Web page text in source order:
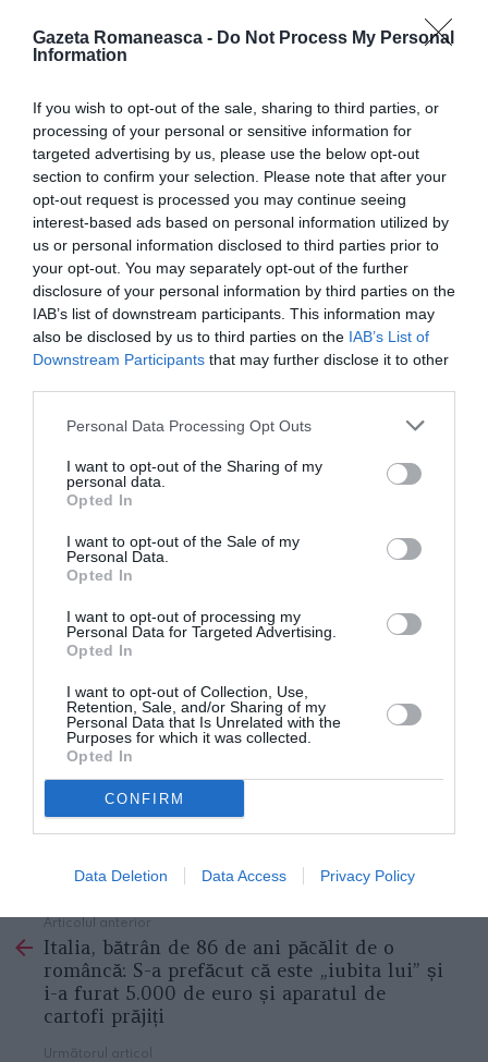
Gazeta Romaneasca - Do Not Process My Personal
Information
If you wish to opt-out of the sale, sharing to third parties, or
processing of your personal or sensitive information for
targeted advertising by us, please use the below opt-out
section to confirm your selection. Please note that after your
opt-out request is processed you may continue seeing
interest-based ads based on personal information utilized by
us or personal information disclosed to third parties prior to
your opt-out. You may separately opt-out of the further
disclosure of your personal information by third parties on the
IAB’s list of downstream participants. This information may
also be disclosed by us to third parties on the IAB’s List of
Downstream Participants that may further disclose it to other
Personal Data Processing Opt Outs
I want to opt-out of the Sharing of my
personal data.
Opted In
I want to opt-out of the Sale of my
Personal Data.
Opted In
I want to opt-out of processing my
Personal Data for Targeted Advertising.
Opted In
I want to opt-out of Collection, Use,
Retention, Sale, and/or Sharing of my
Personal Data that Is Unrelated with the
Purposes for which it was collected.
Opted In
CONFIRM
Data Deletion Data Access Privacy Policy
Cadavrul se afla în interiorul unui șanț de scurgere.
în vârstă de circa 30 de ani. Potrivit medicului,
decesuldatează de acum aproximativ un an. Dar
atenție, pentru că acum devine interesant: se pare
că scheletul avea și un lănțișor atașat de corp .
Acestea sunt detaliile care au amintit imediat de
Andreea .
S-a vorbit despre dispariția fetei în emisiunea“Chi
. La vremea respectivă, jurnaliştii au vorbit
dispariţie. Este vorba despre iubitul fetei, Simone
Gresti care deocamdată este acuzat doar de răpire
și trafic de droguri, dar nu și de crimă.
Andreea a dispărut după o seară petrecută într-o
rural Montecarotto. Tânăra s-ar fi certat mai întâi cu
iubitul ei și, la scurt timp, s-ar fi plimbat pe via
Montecarottese pentru a se întoarce singură la Jesi.
Era 12 martie 2022. De atunci nu a mai fost văzută.
Italia, cadavrul unei femei, găsit într-o geantă
în râul Po, pare a fi al unei românce de 27 de ani,
campioană la tir
CRIMA ITALIA
See
more
Articolul anterior
Italia, bătrân de 86 de ani păcălit de o
româncă: S-a prefăcut că este „iubita lui” și
i-a furat 5.000 de euro și aparatul de
cartofi prăjiți
Următorul articol